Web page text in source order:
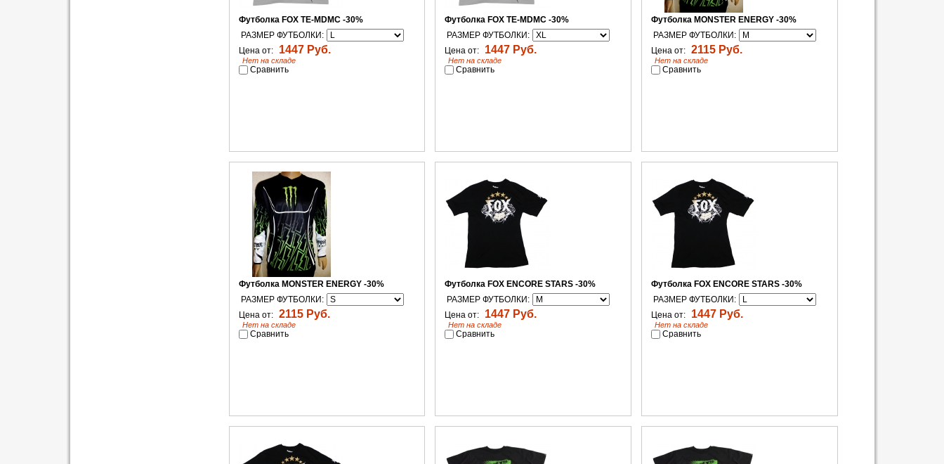
Футболка FOX TE-MDMC -30%
РАЗМЕР ФУТБОЛКИ:
Цена от:
1447 Руб.
Нет на складе
Сравнить
Футболка FOX TE-MDMC -30%
РАЗМЕР ФУТБОЛКИ:
Цена от:
1447 Руб.
Нет на складе
Сравнить
Футболка MONSTER ENERGY -30%
РАЗМЕР ФУТБОЛКИ:
Цена от: 2115 Руб.
Нет на складе
Сравнить
Футболка MONSTER ENERGY -30%
РАЗМЕР ФУТБОЛКИ:
Цена от: 2115 Руб.
Нет на складе
Сравнить
Футболка FOX ENCORE STARS -30%
РАЗМЕР ФУТБОЛКИ:
Цена от:
1447 Руб.
Нет на складе
Сравнить
Футболка FOX ENCORE STARS -30%
РАЗМЕР ФУТБОЛКИ:
Цена от:
1447 Руб.
Нет на складе
Сравнить